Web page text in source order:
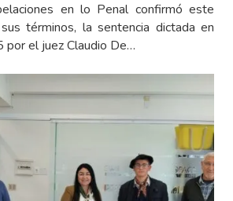
en lo Penal confirmó este
términos, la sentencia dictada en
el juez Claudio De…